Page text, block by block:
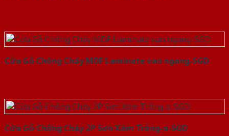
Cửa Gỗ Chống Cháy MDF Laminate van ngang-SGD
Cửa Gỗ Chống Cháy 2P Sơn Xám Trắng-a-SGD